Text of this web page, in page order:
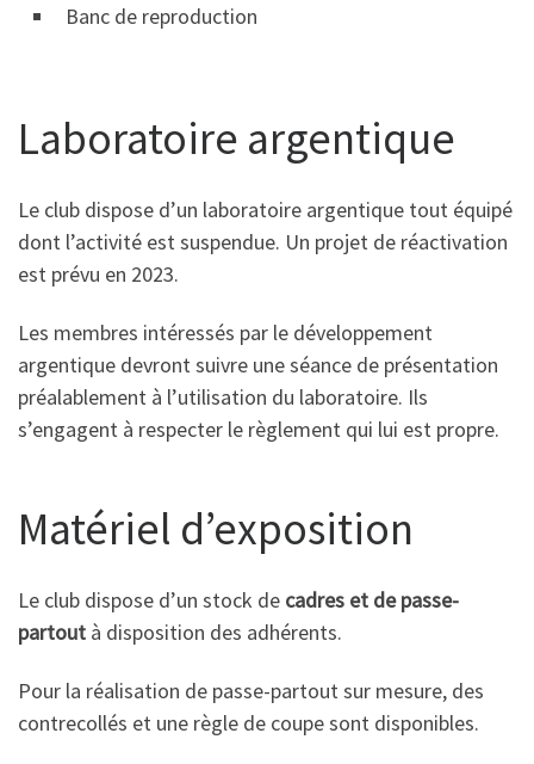
Banc de reproduction
Laboratoire argentique
Le club dispose d’un laboratoire argentique tout équipé
dont l’activité est suspendue. Un projet de réactivation
est prévu en 2023.
Les membres intéressés par le développement
argentique devront suivre une séance de présentation
préalablement à l’utilisation du laboratoire. Ils
s’engagent à respecter le règlement qui lui est propre.
Matériel d’exposition
Le club dispose d’un stock de cadres et de passe-
partout à disposition des adhérents.
Pour la réalisation de passe-partout sur mesure, des
contrecollés et une règle de coupe sont disponibles.